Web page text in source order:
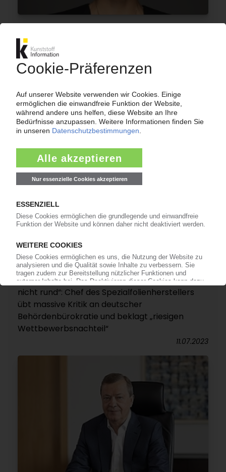
Folienspezialist schafft
Zentralverantwortungen für wichtige
Marktregionen / Dr. Sylvia Lucht als Chefin für
10.07.2024
ORAFOL
„Bei den Genehmigungen läuft es überhaupt
nicht rund“: Chef des Spezialfolienherstellers
übt massive Kritik an deutscher
Behördenbürokratie und beklagt „riesigen
Wettbewerbsnachteil“
11.07.2023